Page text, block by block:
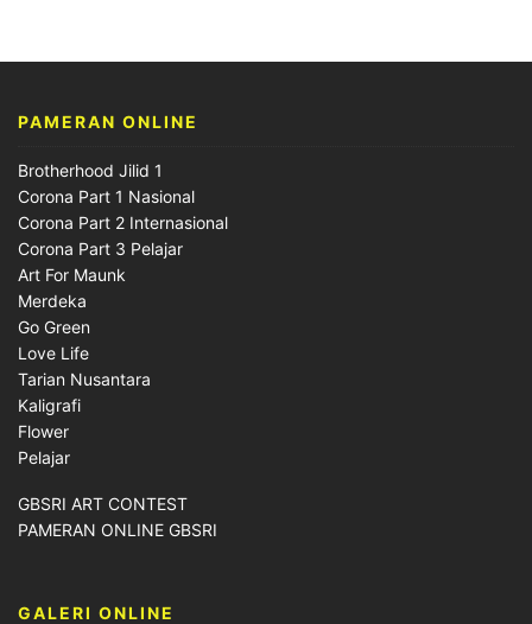
PAMERAN ONLINE
Brotherhood Jilid 1
Corona Part 1 Nasional
Corona Part 2 Internasional
Corona Part 3 Pelajar
Art For Maunk
Merdeka
Go Green
Love Life
Tarian Nusantara
Kaligrafi
Flower
Pelajar
GBSRI ART CONTEST
PAMERAN ONLINE GBSRI
GALERI ONLINE